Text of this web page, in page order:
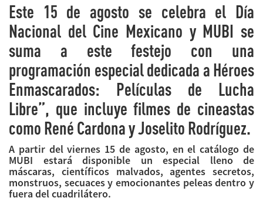
Este 15 de agosto se celebra el Día
Nacional del Cine Mexicano y MUBI se
suma a este festejo con una
programación especial dedicada a Héroes
Enmascarados: Películas de Lucha
Libre”, que incluye filmes de cineastas
como René Cardona y Joselito Rodríguez.
A partir del viernes 15 de agosto, en el catálogo de
MUBI estará disponible un especial lleno de
máscaras, científicos malvados, agentes secretos,
monstruos, secuaces y emocionantes peleas dentro y
fuera del cuadrilátero.